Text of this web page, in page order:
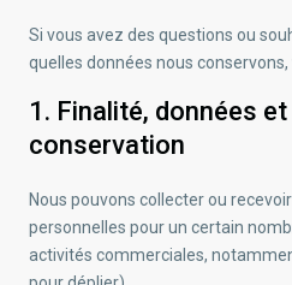
Si vous avez des questions ou
quelles données nous
1. Finalité, données
conservation
Nous pouvons collecter ou
personnelles pour un certain
activités commerciales,